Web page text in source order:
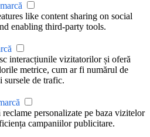
like content sharing on social
enabling third-party tools.
interacțiunile vizitatorilor și oferă
metrice, cum ar fi numărul de
sursele de trafic.
personalizate pe baza vizitelor
campaniilor publicitare.